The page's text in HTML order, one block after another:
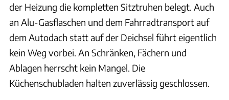
der Heizung die kompletten Sitztruhen belegt. Auch
an Alu-Gasflaschen und dem Fahrradtransport auf
dem Autodach statt auf der Deichsel führt eigentlich
kein Weg vorbei. An Schränken, Fächern und
Ablagen herrscht kein Mangel. Die
Küchenschubladen halten zuverlässig geschlossen.